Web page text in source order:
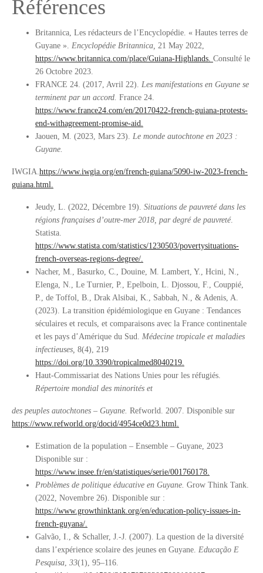
Références
Britannica, Les rédacteurs de l’Encyclopédie. « Hautes terres de
Guyane ». Encyclopédie Britannica, 21 May 2022,
https://www.britannica.com/place/Guiana-Highlands. Consulté le
26 Octobre 2023.
FRANCE 24. (2017, Avril 22). Les manifestations en Guyane se
terminent par un accord. France 24.
https://www.france24.com/en/20170422-french-guiana-protests-
end-withagreement-promise-aid.
Jaouen, M. (2023, Mars 23). Le monde autochtone en 2023 :
Guyane.
IWGIA.https://www.iwgia.org/en/french-guiana/5090-iw-2023-french-
guiana.html.
Jeudy, L. (2022, Décembre 19). Situations de pauvreté dans les
régions françaises d’outre-mer 2018, par degré de pauvreté.
Statista.
https://www.statista.com/statistics/1230503/povertysituations-
french-overseas-regions-degree/.
Nacher, M., Basurko, C., Douine, M. Lambert, Y., Hcini, N.,
Elenga, N., Le Turnier, P., Epelboin, L. Djossou, F., Couppié,
P., de Toffol, B., Drak Alsibai, K., Sabbah, N., & Adenis, A.
(2023). La transition épidémiologique en Guyane : Tendances
séculaires et reculs, et comparaisons avec la France continentale
et les pays d’Amérique du Sud. Médecine tropicale et maladies
infectieuses, 8(4), 219
https://doi.org/10.3390/tropicalmed8040219.
Haut-Commissariat des Nations Unies pour les réfugiés.
Répertoire mondial des minorités et
des peuples autochtones – Guyane. Refworld. 2007. Disponible sur
https://www.refworld.org/docid/4954ce0d23.html.
Estimation de la population – Ensemble – Guyane, 2023
Disponible sur :
https://www.insee.fr/en/statistiques/serie/001760178.
Problèmes de politique éducative en Guyane. Grow Think Tank.
(2022, Novembre 26). Disponible sur :
https://www.growthinktank.org/en/education-policy-issues-in-
french-guyana/.
Galvão, I., & Schaller, J.-J. (2007). La question de la diversité
dans l’expérience scolaire des jeunes en Guyane. Educação E
Pesquisa, 33(1), 95–116.